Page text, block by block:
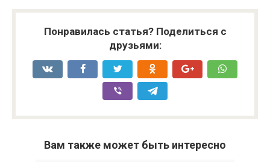
Понравилась статья? Поделиться с
друзьями:
Вам также может быть интересно